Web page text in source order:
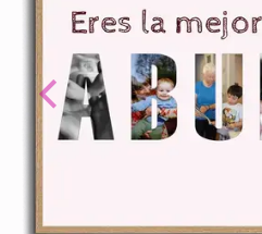
Previous